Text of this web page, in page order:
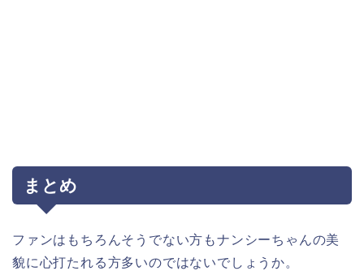
まとめ
ファンはもちろんそうでない方もナンシーちゃんの美
貌に心打たれる方多いのではないでしょうか。